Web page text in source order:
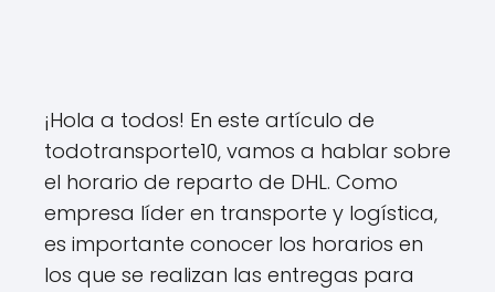
¡Hola a todos! En este artículo de
todotransporte10, vamos a hablar sobre
el horario de reparto de DHL. Como
empresa líder en transporte y logística,
es importante conocer los horarios en
los que se realizan las entregas para